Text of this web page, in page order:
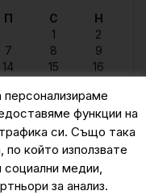
П С
Н
1
2
7 8
9
14 15
16
28 29
30
персонализираме
функции на
си. Също така
който използвате
медии,
за анализ.